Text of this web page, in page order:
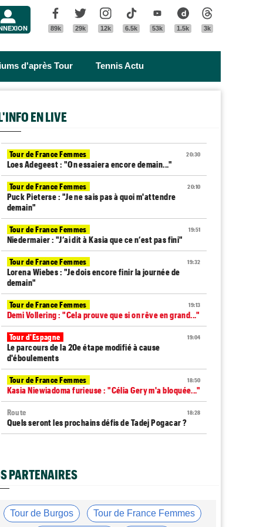
Facebook
89k
Twitter
29k
Instagram
12k
Tik Tok
6.5k
Youtube
53k
Dailymotion
1.5k 3k
d'après Tour Tennis Actu
EN LIVE
20:30
Tour de France Femmes
Loes Adegeest : "On essaiera encore demain..."
20:10
Tour de France Femmes
Puck Pieterse : "Je ne sais pas à quoi m'attendre
demain"
19:51
Tour de France Femmes
Niedermaier : "J’ai dit à Kasia que ce n’est pas fini"
19:32
Tour de France Femmes
Lorena Wiebes : "Je dois encore finir la journée de
demain"
19:13
Tour de France Femmes
Demi Vollering : "Cela prouve que si on rêve en grand..."
19:04
Tour d'Espagne
Le parcours de la 20e étape modifié à cause
d'éboulements
18:50
Tour de France Femmes
Kasia Niewiadoma furieuse : "Célia Gery m'a bloquée..."
18:28
Route
Quels seront les prochains défis de Tadej Pogacar ?
Média
FDJ United Series"
PARTENAIRES
Tour de Burgos Tour de France Femmes